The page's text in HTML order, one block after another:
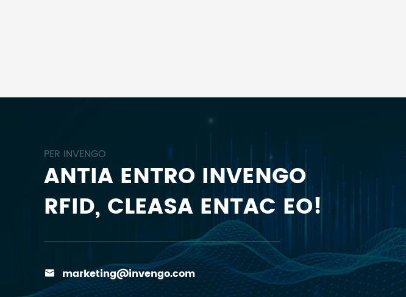
PER INVENGO
ANTIA ENTRO INVENGO
RFID, CLEASA ENTAC EO!
 marketing@invengo.com